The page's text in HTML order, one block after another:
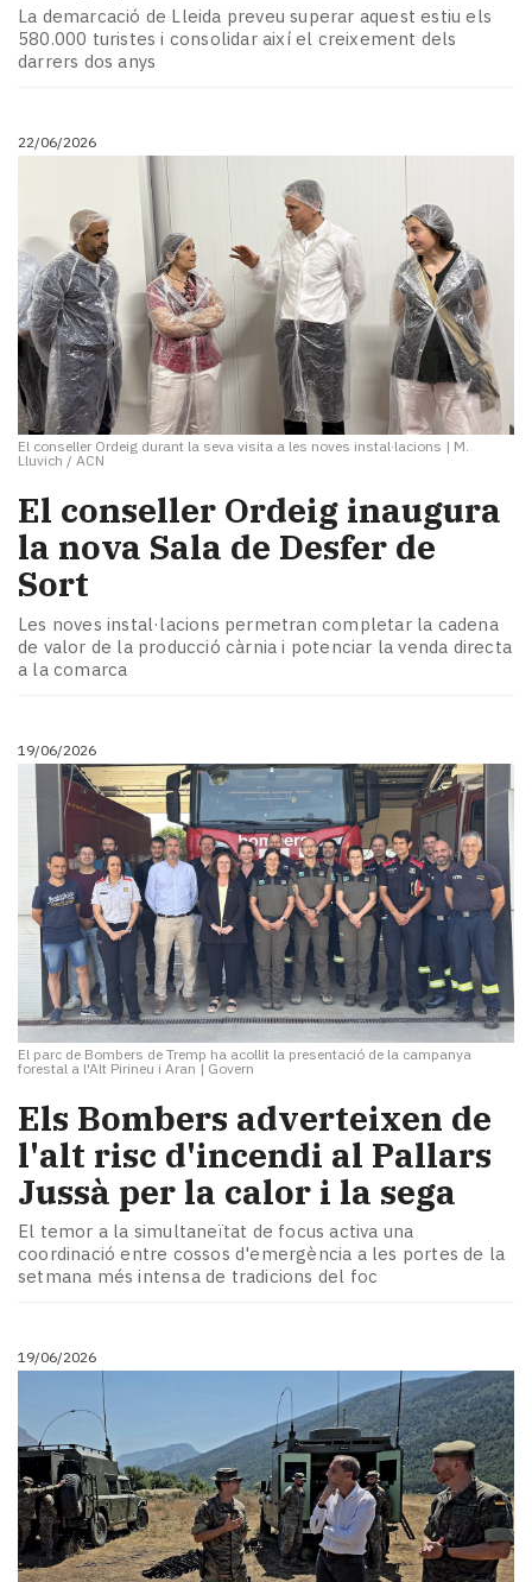
La demarcació de Lleida preveu superar aquest estiu els
580.000 turistes i consolidar així el creixement dels
darrers dos anys
22/06/2026
El conseller Ordeig durant la seva visita a les noves instal·lacions | M.
Lluvich / ACN
El conseller Ordeig inaugura
la nova Sala de Desfer de
Sort
Les noves instal·lacions permetran completar la cadena
de valor de la producció càrnia i potenciar la venda directa
a la comarca
19/06/2026
El parc de Bombers de Tremp ha acollit la presentació de la campanya
forestal a l'Alt Pirineu i Aran | Govern
Els Bombers adverteixen de
l'alt risc d'incendi al Pallars
Jussà per la calor i la sega
El temor a la simultaneïtat de focus activa una
coordinació entre cossos d'emergència a les portes de la
setmana més intensa de tradicions del foc
19/06/2026